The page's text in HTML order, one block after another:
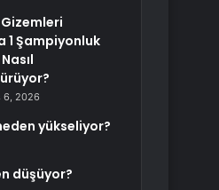
Gizemleri
1 Şampiyonluk
Nasıl
6, 2026
yükseliyor?
düşüyor?